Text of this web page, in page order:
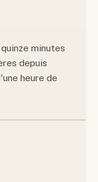
minutes
depuis
heure de